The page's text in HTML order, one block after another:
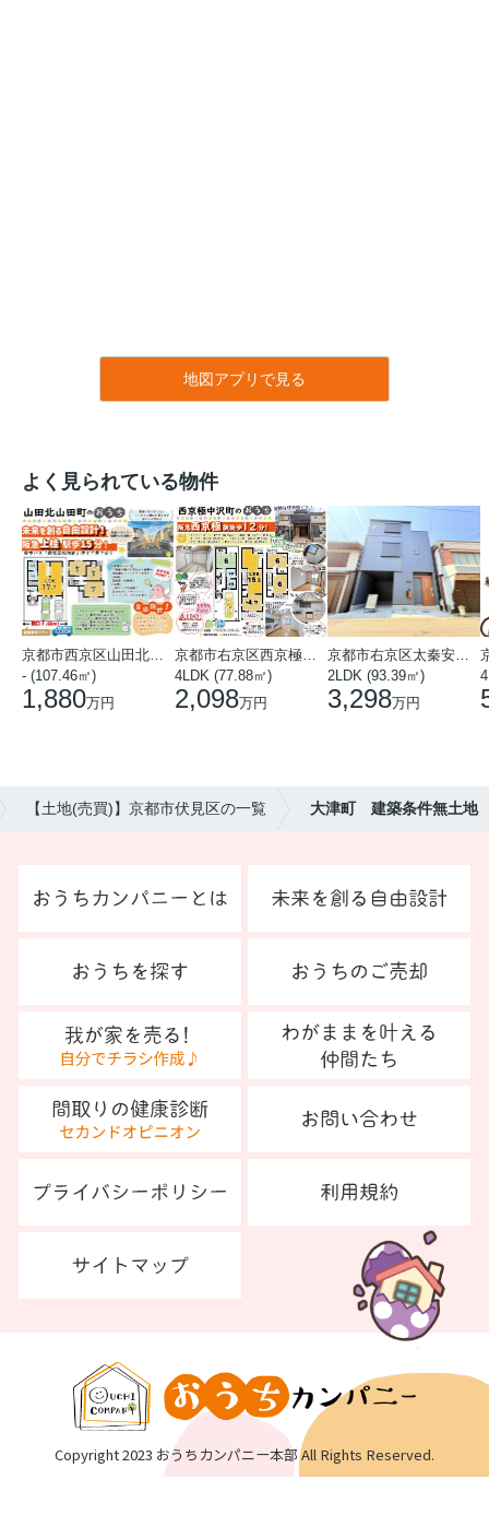
地図アプリで見る
よく見られている物件
京都市西京区山田北山田町
- (107.46㎡)
1,880万円
京都市右京区西京極中沢町
4LDK (77.88㎡)
2,098万円
京都市右京区太秦安井藤ノ木町
2LDK (93.39㎡)
3,298万円
【土地(売買)】京都市伏見区の一覧 大津町 建築条件無土地
Copyright 2023 おうちカンパニー本部 All Rights Reserved.